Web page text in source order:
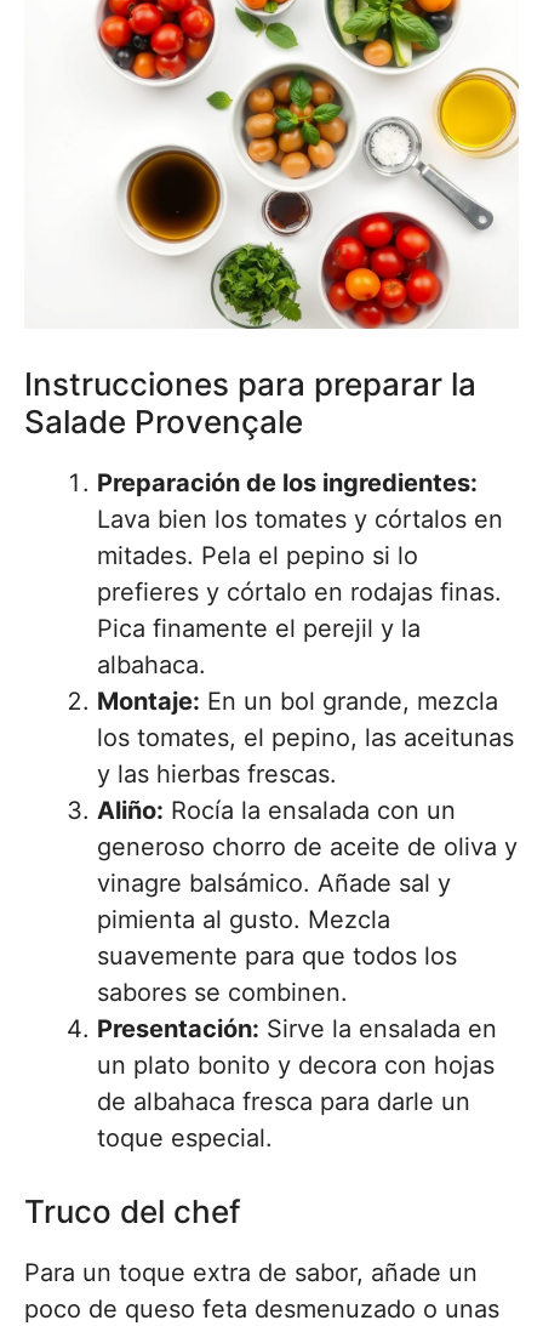
Instrucciones para preparar la
Salade Provençale
Preparación de los ingredientes:
Lava bien los tomates y córtalos en
mitades. Pela el pepino si lo
prefieres y córtalo en rodajas finas.
Pica finamente el perejil y la
albahaca.
Montaje: En un bol grande, mezcla
los tomates, el pepino, las aceitunas
y las hierbas frescas.
Aliño: Rocía la ensalada con un
generoso chorro de aceite de oliva y
vinagre balsámico. Añade sal y
pimienta al gusto. Mezcla
suavemente para que todos los
sabores se combinen.
Presentación: Sirve la ensalada en
un plato bonito y decora con hojas
de albahaca fresca para darle un
toque especial.
Truco del chef
Para un toque extra de sabor, añade un
poco de queso feta desmenuzado o unas